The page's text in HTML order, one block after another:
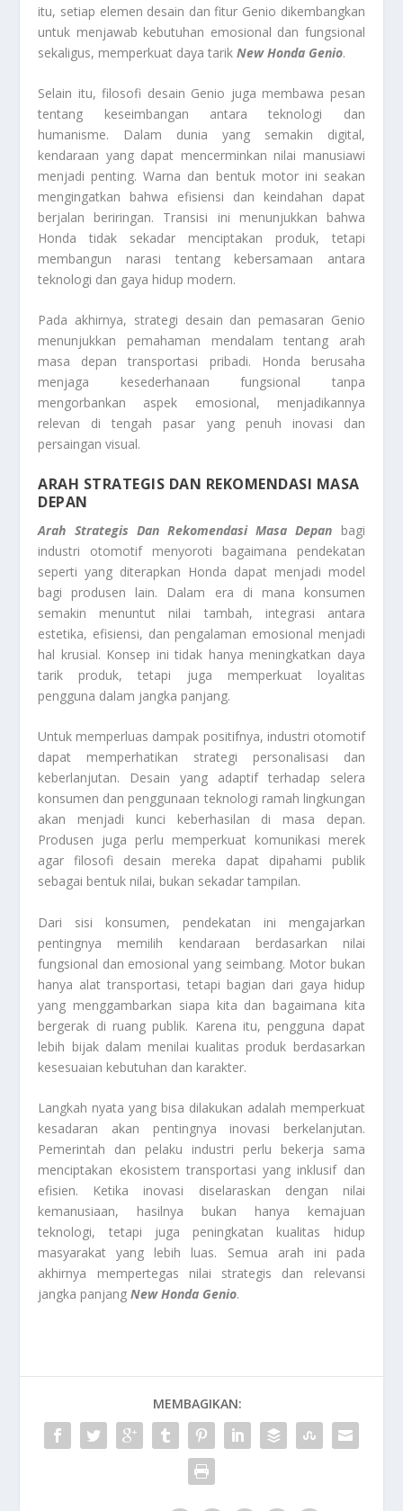
itu, setiap elemen desain dan fitur Genio dikembangkan
untuk menjawab kebutuhan emosional dan fungsional
sekaligus, memperkuat daya tarikNew Honda Genio.
Selain itu, filosofi desain Genio juga membawa pesan
tentang keseimbangan antara teknologi dan
humanisme. Dalam dunia yang semakin digital,
kendaraan yang dapat mencerminkan nilai manusiawi
menjadi penting. Warna dan bentuk motor ini seakan
mengingatkan bahwa efisiensi dan keindahan dapat
berjalan beriringan. Transisi ini menunjukkan bahwa
Honda tidak sekadar menciptakan produk, tetapi
membangun narasi tentang kebersamaan antara
teknologi dan gaya hidup modern.
Pada akhirnya, strategi desain dan pemasaran Genio
menunjukkan pemahaman mendalam tentang arah
masa depan transportasi pribadi. Honda berusaha
menjaga kesederhanaan fungsional tanpa
mengorbankan aspek emosional, menjadikannya
relevan di tengah pasar yang penuh inovasi dan
persaingan visual.
ARAH STRATEGIS DAN REKOMENDASI MASA
DEPAN
Arah Strategis Dan Rekomendasi Masa Depan bagi
industri otomotif menyoroti bagaimana pendekatan
seperti yang diterapkan Honda dapat menjadi model
bagi produsen lain. Dalam era di mana konsumen
semakin menuntut nilai tambah, integrasi antara
estetika, efisiensi, dan pengalaman emosional menjadi
hal krusial. Konsep ini tidak hanya meningkatkan daya
tarik produk, tetapi juga memperkuat loyalitas
pengguna dalam jangka panjang.
Untuk memperluas dampak positifnya, industri otomotif
dapat memperhatikan strategi personalisasi dan
keberlanjutan. Desain yang adaptif terhadap selera
konsumen dan penggunaan teknologi ramah lingkungan
akan menjadi kunci keberhasilan di masa depan.
Produsen juga perlu memperkuat komunikasi merek
agar filosofi desain mereka dapat dipahami publik
sebagai bentuk nilai, bukan sekadar tampilan.
Dari sisi konsumen, pendekatan ini mengajarkan
pentingnya memilih kendaraan berdasarkan nilai
fungsional dan emosional yang seimbang. Motor bukan
hanya alat transportasi, tetapi bagian dari gaya hidup
yang menggambarkan siapa kita dan bagaimana kita
bergerak di ruang publik. Karena itu, pengguna dapat
lebih bijak dalam menilai kualitas produk berdasarkan
kesesuaian kebutuhan dan karakter.
Langkah nyata yang bisa dilakukan adalah memperkuat
kesadaran akan pentingnya inovasi berkelanjutan.
Pemerintah dan pelaku industri perlu bekerja sama
menciptakan ekosistem transportasi yang inklusif dan
efisien. Ketika inovasi diselaraskan dengan nilai
kemanusiaan, hasilnya bukan hanya kemajuan
teknologi, tetapi juga peningkatan kualitas hidup
masyarakat yang lebih luas. Semua arah ini pada
akhirnya mempertegas nilai strategis dan relevansi
jangka panjangNew Honda Genio.
MEMBAGIKAN: